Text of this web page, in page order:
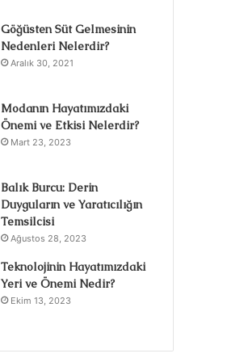
Göğüsten Süt Gelmesinin
Nedenleri Nelerdir?
Aralık 30, 2021
Modanın Hayatımızdaki
Önemi ve Etkisi Nelerdir?
Mart 23, 2023
Balık Burcu: Derin
Duyguların ve Yaratıcılığın
Temsilcisi
Ağustos 28, 2023
Teknolojinin Hayatımızdaki
Yeri ve Önemi Nedir?
Ekim 13, 2023